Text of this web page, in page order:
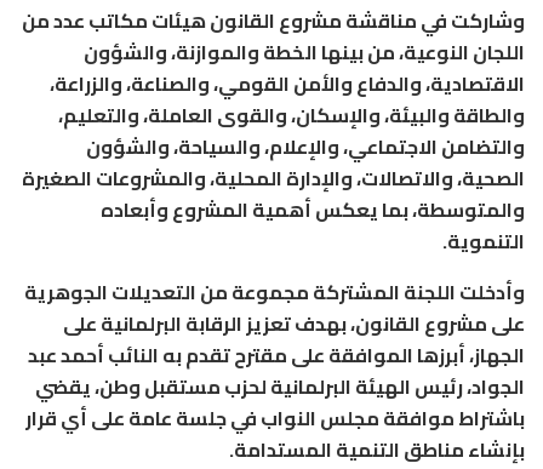
وشاركت في مناقشة مشروع القانون هيئات مكاتب عدد من
اللجان النوعية، من بينها الخطة والموازنة، والشؤون
الاقتصادية، والدفاع والأمن القومي، والصناعة، والزراعة،
والطاقة والبيئة، والإسكان، والقوى العاملة، والتعليم،
والتضامن الاجتماعي، والإعلام، والسياحة، والشؤون
الصحية، والاتصالات، والإدارة المحلية، والمشروعات الصغيرة
والمتوسطة، بما يعكس أهمية المشروع وأبعاده
التنموية.
وأدخلت اللجنة المشتركة مجموعة من التعديلات الجوهرية
على مشروع القانون، بهدف تعزيز الرقابة البرلمانية على
الجهاز، أبرزها الموافقة على مقترح تقدم به النائب أحمد عبد
الجواد، رئيس الهيئة البرلمانية لحزب مستقبل وطن، يقضي
باشتراط موافقة مجلس النواب في جلسة عامة على أي قرار
بإنشاء مناطق التنمية المستدامة.